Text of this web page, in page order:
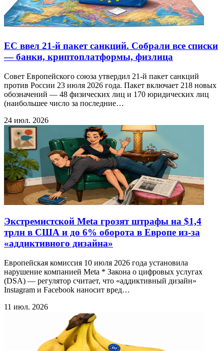
ЕС ввел 21-й пакет санкций. Собрали все списки
— банки, криптоплатформы, физлица
Совет Европейского союза утвердил 21-й пакет санкций
против России 23 июля 2026 года. Пакет включает 218 новых
обозначений — 48 физических лиц и 170 юридических лиц
(наибольшее число за последние…
24 июл. 2026
Экстремистской Meta грозят штрафы на $1,4
трлн в США и до 6% оборота в Европе из-за
«аддиктивного дизайна»
Европейская комиссия 10 июля 2026 года установила
нарушение компанией Meta * Закона о цифровых услугах
(DSA) — регулятор считает, что «аддиктивный дизайн»
Instagram и Facebook наносит вред…
11 июл. 2026